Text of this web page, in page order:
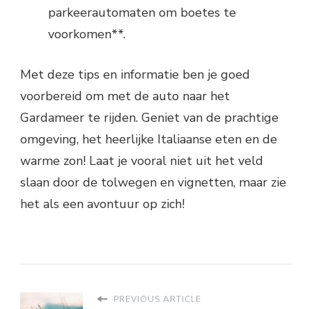
parkeerautomaten om boetes te
voorkomen**.
Met deze tips en informatie ben je goed
voorbereid om met de auto naar het
Gardameer te rijden. Geniet van de prachtige
omgeving, het heerlijke Italiaanse eten en de
warme zon! Laat je vooral niet uit het veld
slaan door de tolwegen en vignetten, maar zie
het als een avontuur op zich!
PREVIOUS ARTICLE